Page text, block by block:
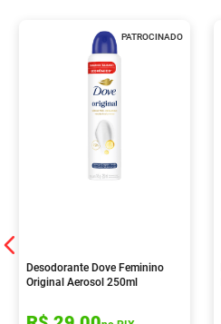
PATROCINADO
Desodorante Dove Feminino
Original Aerosol 250ml